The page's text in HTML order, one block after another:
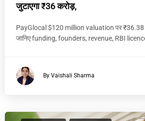
जुटाएगा ₹36 करोड़,
PayGlocal $120 million valuation पर ₹36.38
जानिए funding, founders, revenue, RBI
By Vaishali Sharma